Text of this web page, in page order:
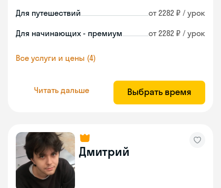
Для путешествий от 2282 ₽ / урок
Для начинающих - премиум от 2282 ₽ / урок
Все услуги и цены (4)
Читать дальше Выбрать время
Дмитрий